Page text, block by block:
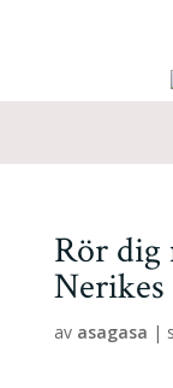
Rör dig
av asagasa |